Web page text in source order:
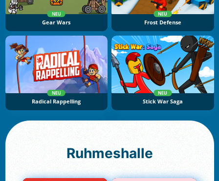
NEU
Gear Wars
NEU
Frost Defense
NEU
Radical Rappelling
NEU
Stick War Saga
Ruhmeshalle